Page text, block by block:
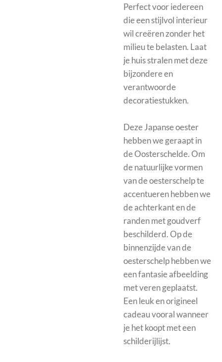
Perfect voor iedereen
die een stijlvol interieur
wil creëren zonder het
milieu te belasten. Laat
je huis stralen met deze
bijzondere en
verantwoorde
decoratiestukken.
Deze Japanse oester
hebben we geraapt in
de Oosterschelde. Om
de natuurlijke vormen
van de oesterschelp te
accentueren hebben we
de achterkant en de
randen met goudverf
beschilderd. Op de
binnenzijde van de
oesterschelp hebben we
een fantasie afbeelding
met veren geplaatst.
Een leuk en origineel
cadeau vooral wanneer
je het koopt met een
schilderijlijst.